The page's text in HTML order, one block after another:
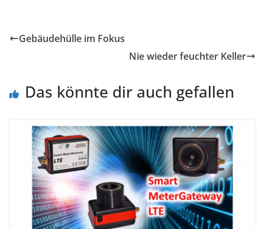
Gebäudehülle im Fokus
Nie wieder feuchter Keller
Das könnte dir auch gefallen